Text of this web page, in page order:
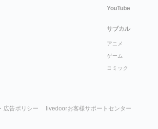
YouTube
サブカル
アニメ
ゲーム
コミック
広告ポリシー livedoorお客様サポートセンター